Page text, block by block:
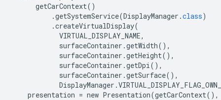
getCarContext()
.getSystemService(DisplayManager .class)
.createVirtualDisplay(
VIRTUAL_DISPLAY_NAME,
surfaceContainer .getWidth(),
surfaceContainer .getHeight(),
surfaceContainer .getDpi(),
surfaceContainer .getSurface(),
DisplayManager .
presentation = new Presentation(getCarContext(),